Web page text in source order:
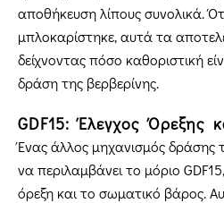
αποθήκευση λίπους συνολικά.
μπλοκαρίστηκε, αυτά τα
δείχνοντας πόσο καθοριστική
δράση της βερβερίνης.
GDF15: Έλεγχος Όρεξης
Ένας άλλος μηχανισμός δράσης
να περιλαμβάνει το μόριο
όρεξη και το σωματικό βάρος.